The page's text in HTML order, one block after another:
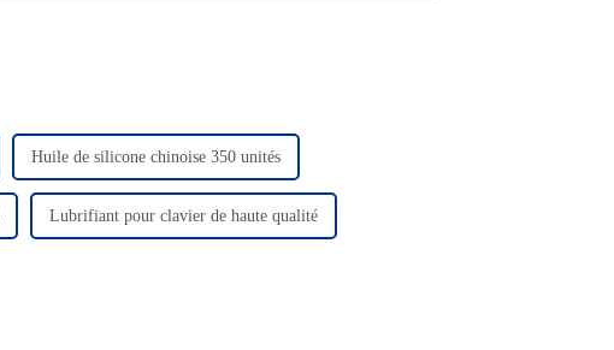
Huile de silicone chinoise 350 unités
Lubrifiant pour clavier de haute qualité